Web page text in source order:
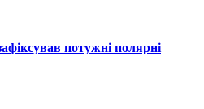
потужні полярні